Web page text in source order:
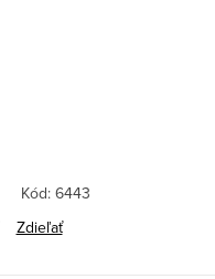
Kód: 6443
Zdieľať